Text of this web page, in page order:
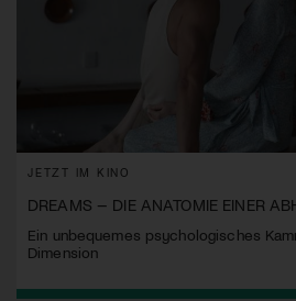
JETZT IM KINO
DREAMS – DIE ANATOMIE EINER
Ein unbequemes psychologisches
Dimension